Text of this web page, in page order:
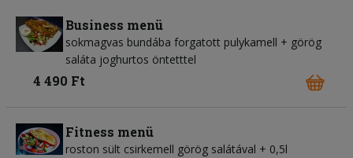
Business menü
sokmagvas bundába forgatott pulykamell + görög
saláta joghurtos öntetttel
4 490 Ft
Fitness menü
roston sült csirkemell görög salátával + 0,5l